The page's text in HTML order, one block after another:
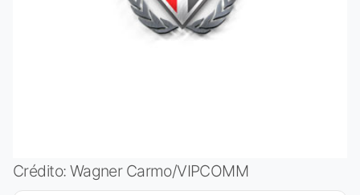
Crédito: Wagner Carmo/VIPCOMM